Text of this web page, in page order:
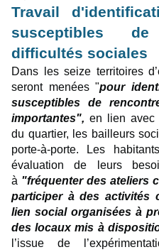
Travail
susceptibles
difficultés sociales
Dans les seize territoires
seront menées "pour
susceptibles de
importantes", en lien avec
du quartier, les bailleurs
porte-à-porte. Les
évaluation de leurs
à "fréquenter des ateliers
participer à des activités
lien social organisées à
des locaux mis à
l’issue de